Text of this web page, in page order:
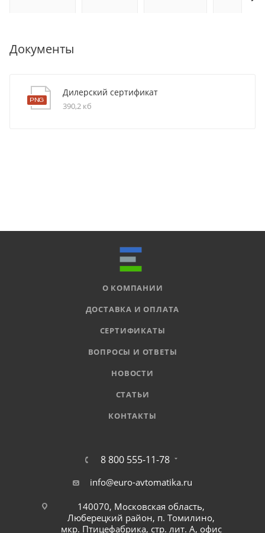
Документы
Дилерский сертификат
390,2 кб
О КОМПАНИИ
ДОСТАВКА И ОПЛАТА
СЕРТИФИКАТЫ
ВОПРОСЫ И ОТВЕТЫ
НОВОСТИ
СТАТЬИ
КОНТАКТЫ
8 800 555-11-78
info@euro-avtomatika.ru
140070, Московская область,
Люберецкий район, п. Томилино,
мкр. Птицефабрика, стр. лит. А, офис